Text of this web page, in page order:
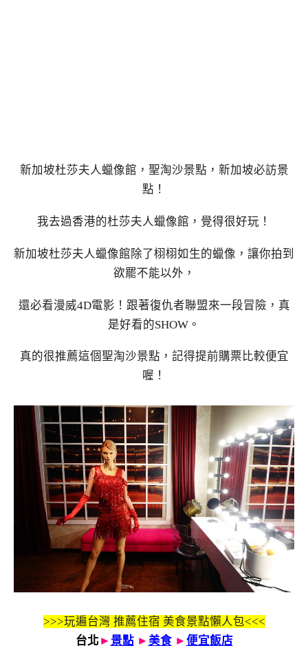
新加坡杜莎夫人蠟像館，聖淘沙景點，新加坡必訪景
點！
我去過香港的杜莎夫人蠟像館，覺得很好玩！
新加坡杜莎夫人蠟像館除了栩栩如生的蠟像，讓你拍到
欲罷不能以外，
還必看漫威4D電影！跟著復仇者聯盟來一段冒險，真
是好看的SHOW。
真的很推薦這個聖淘沙景點，記得提前購票比較便宜
喔！
>>>玩遍台灣 推薦住宿 美食景點懶人包<<<
台北 ► 景點 ► 美食► 便宜飯店